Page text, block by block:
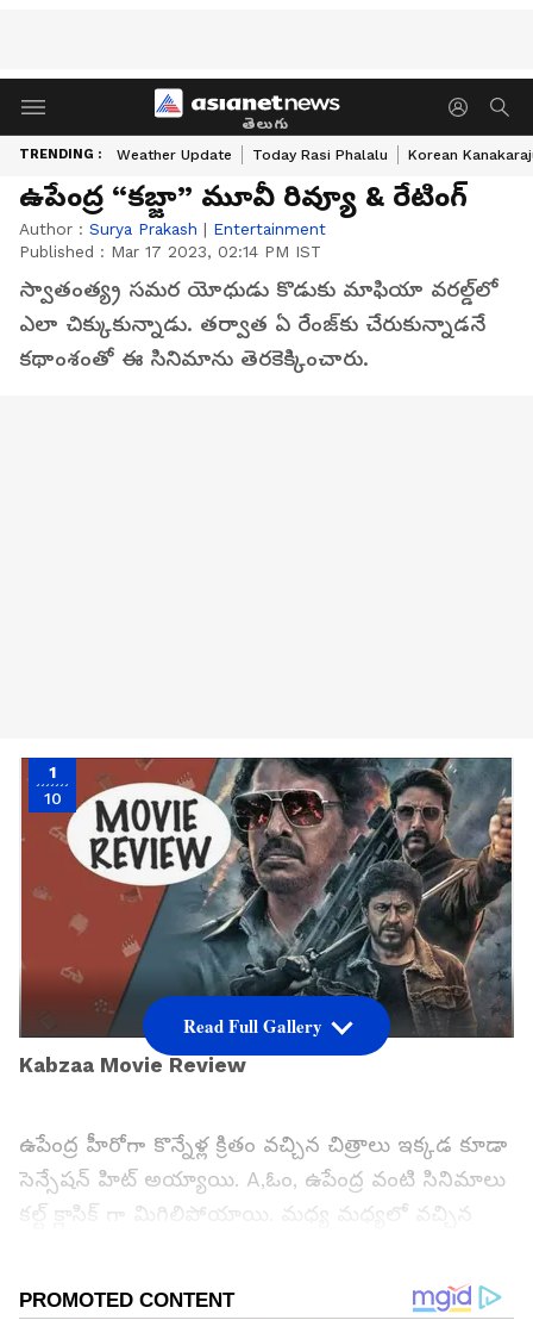
తెలుగు
TRENDING : Weather Update Today Rasi Phalalu Korean
ఉపేంద్ర “కబ్జా” మూవీ రివ్యూ & రేటింగ్
Author : Surya Prakash | Entertainment
Published : Mar 17 2023, 02:14 PM IST
స్వాతంత్య్ర స‌మ‌ర యోధుడు కొడుకు మాఫియా వ‌రల్డ్‌లో
ఎలా చిక్కుకున్నాడు. త‌ర్వాత ఏ రేంజ్‌కు చేరుకున్నాడ‌నే
క‌థాంశంతో ఈ సినిమాను తెర‌కెక్కించారు.
1
10
Kabzaa Movie Review
ఉపేంద్ర హీరోగా కొన్నేళ్ల క్రితం వచ్చిన చిత్రాలు ఇక్కడ కూడా
సెన్సేషన్ హిట్ అయ్యాయి. A,ఓం, ఉపేంద్ర వంటి సినిమాలు
కల్ట్ క్లాసిక్ గా మిగిలిపోయాయి. మధ్య మధ్యలో వచ్చిన
మధ్యన ఆయన తెలుగులో ‘సన్నాఫ్ సత్యమూర్తి’, ‘గని’
Read Full Gallery